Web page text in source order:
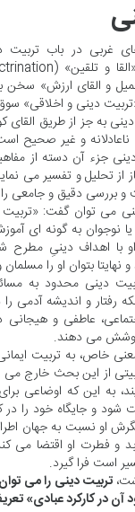
و القای ارزش»
دینی و اخلاقی»
به جز از طریق القای
ناعادلانه و غیر صحیح
جزء آن دسته از
از تحلیل و تفسیر می
و بررسی دقیق و جامعی
می توان گفت: «تربیت
نوجوان به گونه ای
اهداف دینیِ مطرح
نهایتا بتوان او را
دینی محدود به
رفتار و اندیشه آدمی را
عاطفی و هیجانی
می دهند.
خاص، به تربیت
از این بحث خارج
به این که اوضاعی
شود و جایگاه خود را
او نسبت به جهان
و فطرت او اقتضا می
است فرا گیرد.
تربیت دینی را می
آن در کارکرد عبادی»